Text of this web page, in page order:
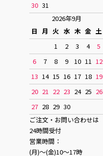
30 31
2026年9月
日 月 火 水 木 金 土
1
2 3 4
5
6
7 8 9 10 11 12
13 14 15 16 17 18 19
20 21 22 23 24 25 26
27 28 29 30
ご注文・お問い合わせは
24時間受付
営業時間：
(月)〜(金)10〜17時